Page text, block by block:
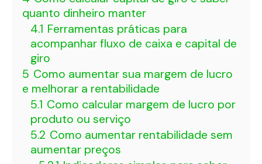
quanto dinheiro manter
4.1 Ferramentas práticas para
acompanhar fluxo de caixa e capital de
giro
5 Como aumentar sua margem de lucro
e melhorar a rentabilidade
5.1 Como calcular margem de lucro por
produto ou serviço
5.2 Como aumentar rentabilidade sem
aumentar preços